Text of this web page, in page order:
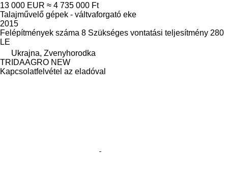
13 000 EUR ≈ 4 735 000 Ft
Talajművelő gépek - váltvaforgató eke
2015
Felépítmények száma 8 Szükséges vontatási teljesítmény 280
LE
Ukrajna, Zvenyhorodka
TRIDAAGRO NEW
Kapcsolatfelvétel az eladóval